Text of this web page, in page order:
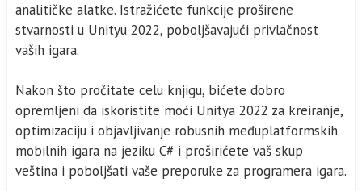
analitičke alatke. Istražićete funkcije proširene
stvarnosti u Unityu 2022, poboljšavajući privlačnost
vaših igara.
Nakon što pročitate celu knjigu, bićete dobro
opremljeni da iskoristite moći Unitya 2022 za kreiranje,
optimizaciju i objavljivanje robusnih međuplatformskih
mobilnih igara na jeziku C# i proširićete vaš skup
veština i poboljšati vaše preporuke za programera igara.